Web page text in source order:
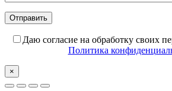
Даю согласие на обработку своих
Политика
×